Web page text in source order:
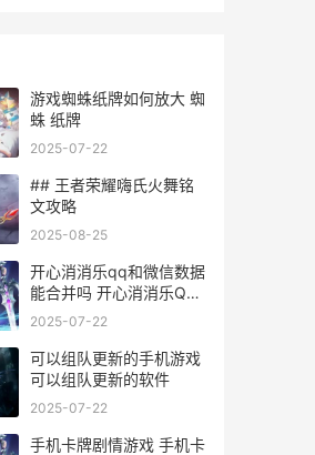
游戏蜘蛛纸牌如何放大 蜘
蛛 纸牌
2025-07-22
## 王者荣耀嗨氏火舞铭
文攻略
2025-08-25
开心消消乐qq和微信数据
能合并吗 开心消消乐QQ
和微信
2025-07-22
可以组队更新的手机游戏
可以组队更新的软件
2025-07-22
手机卡牌剧情游戏 手机卡